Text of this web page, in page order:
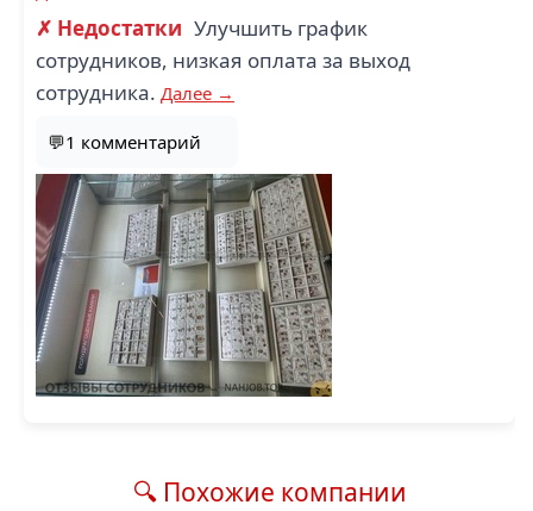
✗ Недостатки Улучшить график
сотрудников, низкая оплата за выход
сотрудника. Далее →
💬1 комментарий
🔍 Похожие компании